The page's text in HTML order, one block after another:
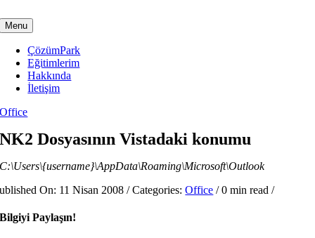
to
content
Menu
ÇözümPark
Eğitimlerim
Hakkında
İletişim
Office
NK2 Dosyasının Vistadaki konumu
C:\Users\{username}\AppData\Roaming\Microsoft\Outlook
On: 11 Nisan 2008 /Categories:Office /0 min read /
Bilgiyi Paylaşın!